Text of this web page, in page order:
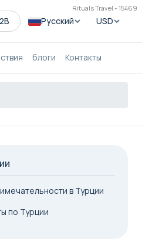
Rituals Travel - 15469
Русский USD
блоги Контакты
в Турции
по Турции